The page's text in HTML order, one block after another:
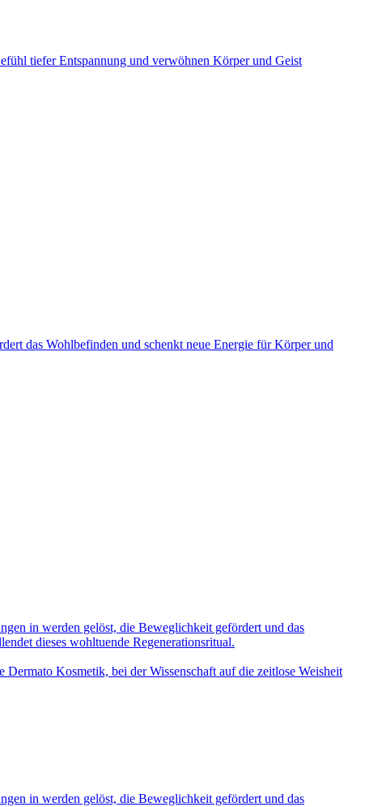
tiefer Entspannung und verwöhnen Körper und Geist
das Wohlbefinden und schenkt neue Energie für Körper und
in werden gelöst, die Beweglichkeit gefördert und das
dieses wohltuende Regenerationsritual.
Kosmetik, bei der Wissenschaft auf die zeitlose Weisheit
in werden gelöst, die Beweglichkeit gefördert und das